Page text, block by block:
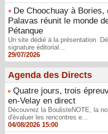
De Choochuay à
Palavas réunit le monde
Pétanque
Un site dédié à la présentation
signature éditorial...
29/07/2026
Agenda des Directs
Quatre jours, trois
en-Velay en direct
Découvrez la BoulisteNOTE, la
d'évaluer les rencontres e...
04/08/2026 15:00